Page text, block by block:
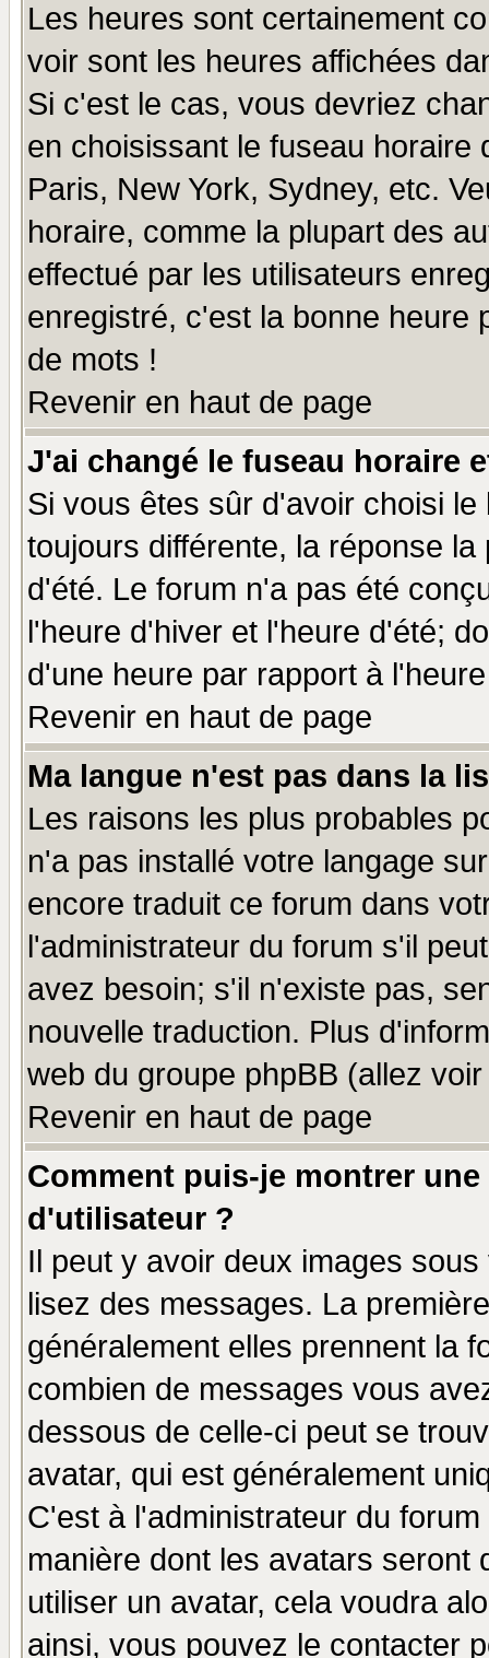
Les heures sont certainement
voir sont les heures affichées
Si c'est le cas, vous devriez
en choisissant le fuseau
Paris, New York, Sydney, etc.
horaire, comme la plupart des
effectué par les utilisateurs
enregistré, c'est la bonne heure
de mots !
Revenir en haut de page
J'ai changé le fuseau horaire
Si vous êtes sûr d'avoir choisi
toujours différente, la réponse
d'été. Le forum n'a pas été
l'heure d'hiver et l'heure d'été;
d'une heure par rapport à
Revenir en haut de page
Ma langue n'est pas dans la
Les raisons les plus probables
n'a pas installé votre langage
encore traduit ce forum dans
l'administrateur du forum s'il
avez besoin; s'il n'existe pas,
nouvelle traduction. Plus
web du groupe phpBB (allez
Revenir en haut de page
Comment puis-je montrer
d'utilisateur ?
Il peut y avoir deux images
lisez des messages. La
généralement elles prennent la
combien de messages vous
dessous de celle-ci peut se
avatar, qui est généralement
C'est à l'administrateur du
manière dont les avatars seront
utiliser un avatar, cela voudra
ainsi, vous pouvez le contacter